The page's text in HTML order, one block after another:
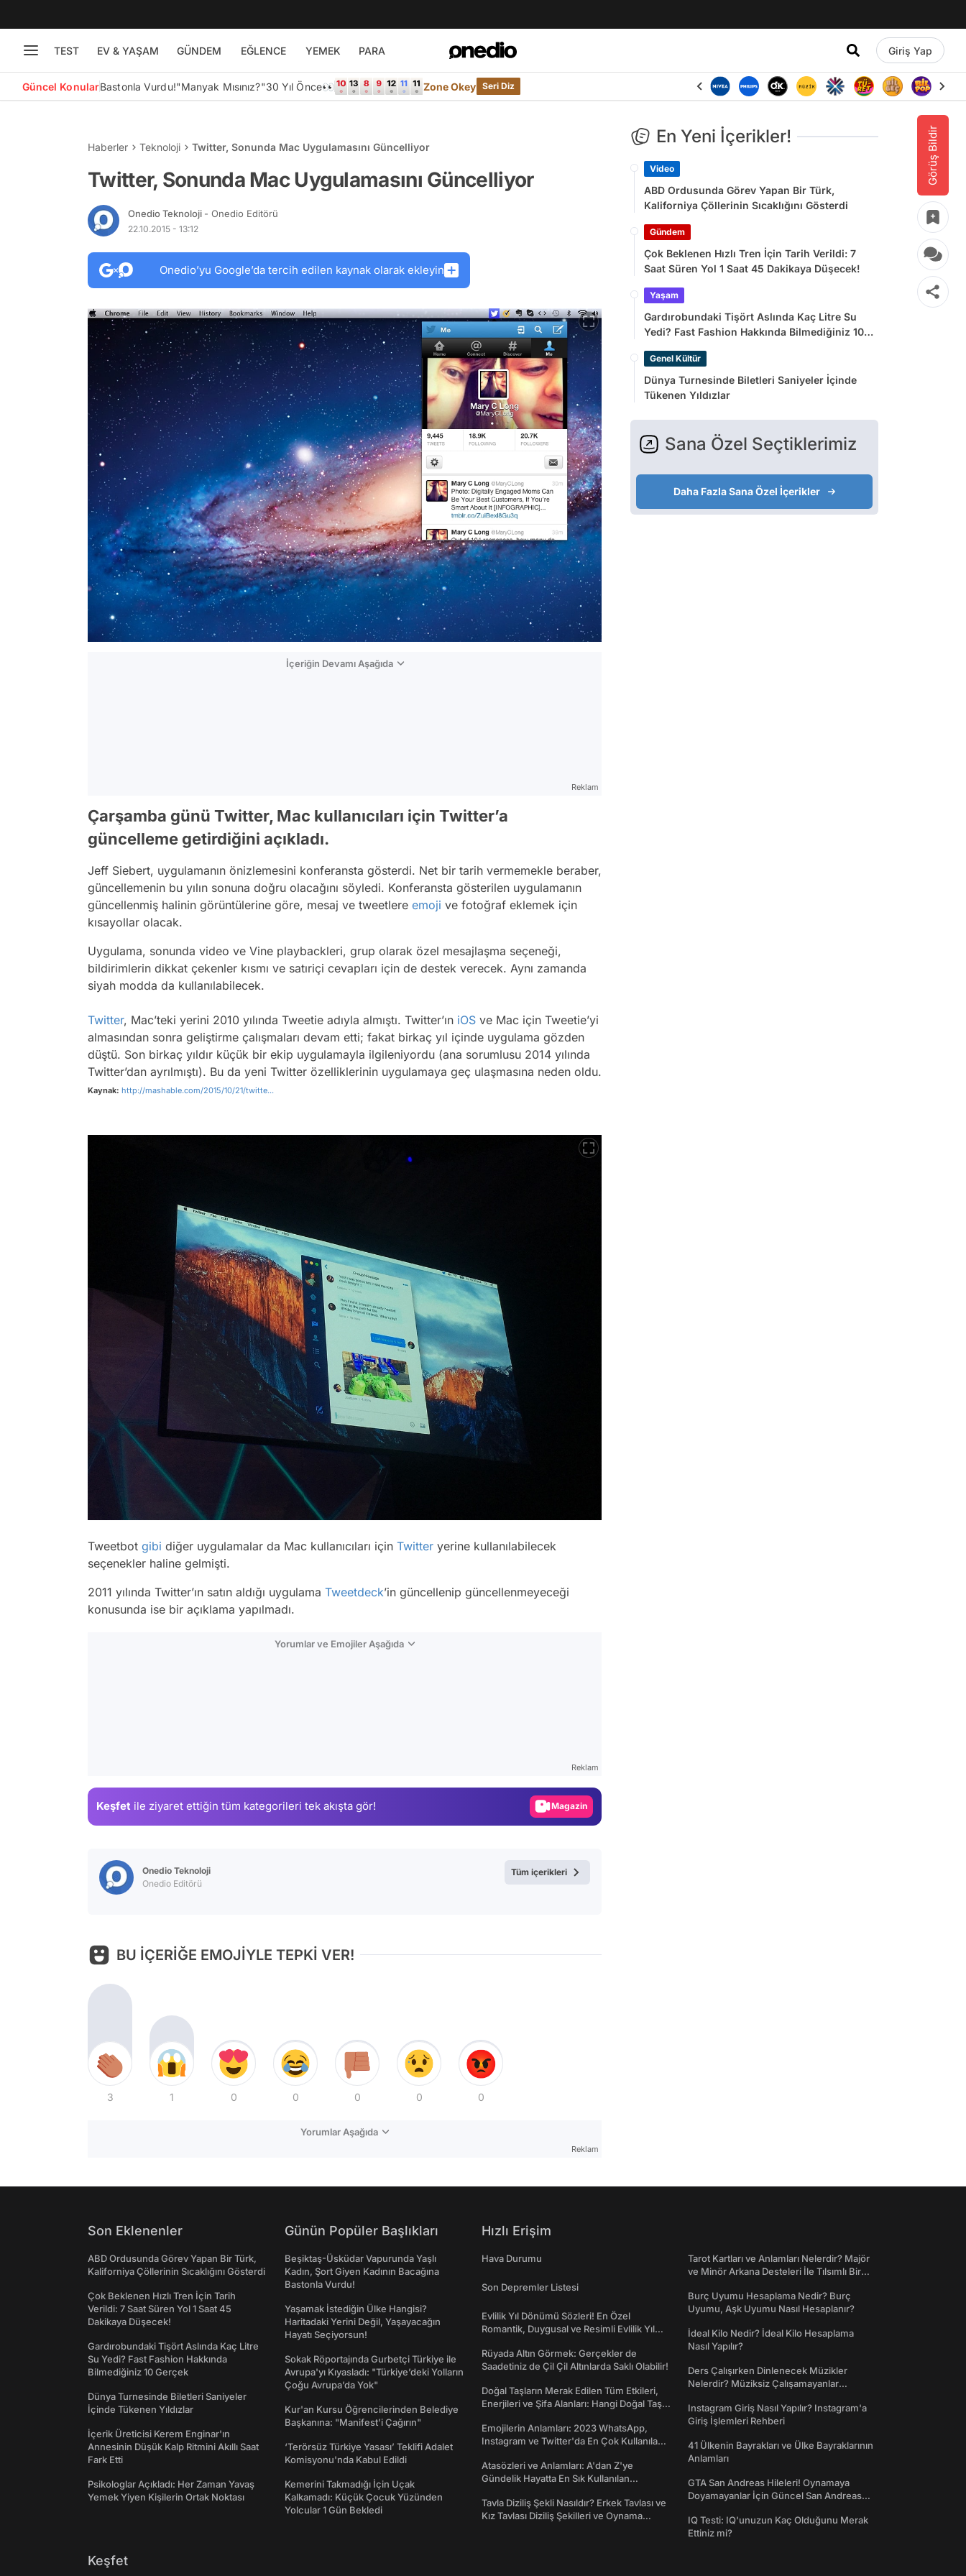
TEST EV & YAŞAM GÜNDEM EĞLENCE YEMEK PARA Giriş Yap
Güncel KonularBastonla Vurdu!"Manyak Mısınız?"30 Yıl Önce👀 Zone Okey Seri Diz
Görüş Bildir
Haberler Teknoloji Twitter, Sonunda Mac Uygulamasını Güncelliyor
Twitter, Sonunda Mac Uygulamasını Güncelliyor
Onedio Teknoloji - Onedio Editörü
22.10.2015 - 13:12
Onedio’yu Google’da tercih edilen kaynak olarak ekleyin
İçeriğin Devamı Aşağıda
Reklam
Çarşamba günü Twitter, Mac kullanıcıları için Twitter’a
güncelleme getirdiğini açıkladı.
Jeff Siebert, uygulamanın önizlemesini konferansta gösterdi. Net bir tarih vermemekle beraber,
güncellemenin bu yılın sonuna doğru olacağını söyledi. Konferansta gösterilen uygulamanın
güncellenmiş halinin görüntülerine göre, mesaj ve tweetlere emoji ve fotoğraf eklemek için
kısayollar olacak.
Uygulama, sonunda video ve Vine playbackleri, grup olarak özel mesajlaşma seçeneği,
bildirimlerin dikkat çekenler kısmı ve satıriçi cevapları için de destek verecek. Aynı zamanda
siyah modda da kullanılabilecek.
Twitter, Mac’teki yerini 2010 yılında Tweetie adıyla almıştı. Twitter’ın iOS ve Mac için Tweetie’yi
almasından sonra geliştirme çalışmaları devam etti; fakat birkaç yıl içinde uygulama gözden
düştü. Son birkaç yıldır küçük bir ekip uygulamayla ilgileniyordu (ana sorumlusu 2014 yılında
Twitter’dan ayrılmıştı). Bu da yeni Twitter özelliklerinin uygulamaya geç ulaşmasına neden oldu.
Kaynak: http://mashable.com/2015/10/21/twitte...
Tweetbot gibi diğer uygulamalar da Mac kullanıcıları için Twitter yerine kullanılabilecek
seçenekler haline gelmişti.
2011 yılında Twitter’ın satın aldığı uygulama Tweetdeck’in güncellenip güncellenmeyeceği
konusunda ise bir açıklama yapılmadı.
Yorumlar ve Emojiler Aşağıda
Reklam
Keşfet ile ziyaret ettiğin tüm kategorileri tek akışta gör!
Gündem
Magazin
Video
Onedio Teknoloji
Onedio Editörü
Tüm içerikleri
BU İÇERİĞE EMOJİYLE TEPKİ VER!
3 1 0 0 0 0 0
Yorumlar Aşağıda
Reklam
En Yeni İçerikler!
Video
ABD Ordusunda Görev Yapan Bir Türk,
Kaliforniya Çöllerinin Sıcaklığını Gösterdi
Gündem
Çok Beklenen Hızlı Tren İçin Tarih Verildi: 7
Saat Süren Yol 1 Saat 45 Dakikaya Düşecek!
Yaşam
Gardırobundaki Tişört Aslında Kaç Litre Su
Yedi? Fast Fashion Hakkında Bilmediğiniz 10
Genel Kültür
Dünya Turnesinde Biletleri Saniyeler İçinde
Tükenen Yıldızlar
Sana Özel Seçtiklerimiz
Daha Fazla Sana Özel İçerikler
Son Eklenenler
ABD Ordusunda Görev Yapan Bir Türk,
Kaliforniya Çöllerinin Sıcaklığını Gösterdi
Çok Beklenen Hızlı Tren İçin Tarih
Verildi: 7 Saat Süren Yol 1 Saat 45
Dakikaya Düşecek!
Gardırobundaki Tişört Aslında Kaç Litre
Su Yedi? Fast Fashion Hakkında
Bilmediğiniz 10 Gerçek
Dünya Turnesinde Biletleri Saniyeler
İçinde Tükenen Yıldızlar
İçerik Üreticisi Kerem Enginar'ın
Annesinin Düşük Kalp Ritmini Akıllı Saat
Fark Etti
Psikologlar Açıkladı: Her Zaman Yavaş
Yemek Yiyen Kişilerin Ortak Noktası
Günün Popüler Başlıkları
Beşiktaş-Üsküdar Vapurunda Yaşlı
Kadın, Şort Giyen Kadının Bacağına
Bastonla Vurdu!
Yaşamak İstediğin Ülke Hangisi?
Haritadaki Yerini Değil, Yaşayacağın
Hayatı Seçiyorsun!
Sokak Röportajında Gurbetçi Türkiye ile
Avrupa'yı Kıyasladı: "Türkiye’deki Yolların
Çoğu Avrupa’da Yok"
Kur'an Kursu Öğrencilerinden Belediye
Başkanına: "Manifest’i Çağırın"
‘Terörsüz Türkiye Yasası’ Teklifi Adalet
Komisyonu'nda Kabul Edildi
Kemerini Takmadığı İçin Uçak
Kalkamadı: Küçük Çocuk Yüzünden
Yolcular 1 Gün Bekledi
Hızlı Erişim
Hava Durumu
Son Depremler Listesi
Evlilik Yıl Dönümü Sözleri! En Özel
Romantik, Duygusal ve Resimli Evlilik Yıl
Rüyada Altın Görmek: Gerçekler de
Saadetiniz de Çil Çil Altınlarda Saklı Olabilir!
Doğal Taşların Merak Edilen Tüm Etkileri,
Enerjileri ve Şifa Alanları: Hangi Doğal Taş
Emojilerin Anlamları: 2023 WhatsApp,
Instagram ve Twitter'da En Çok Kullanılan
Atasözleri ve Anlamları: A'dan Z'ye
Gündelik Hayatta En Sık Kullanılan
Tavla Diziliş Şekli Nasıldır? Erkek Tavlası ve
Kız Tavlası Diziliş Şekilleri ve Oynama
Tarot Kartları ve Anlamları Nelerdir? Majör
ve Minör Arkana Desteleri İle Tılsımlı Bir
Burç Uyumu Hesaplama Nedir? Burç
Uyumu, Aşk Uyumu Nasıl Hesaplanır?
İdeal Kilo Nedir? İdeal Kilo Hesaplama
Nasıl Yapılır?
Ders Çalışırken Dinlenecek Müzikler
Nelerdir? Müziksiz Çalışamayanlar
Instagram Giriş Nasıl Yapılır? Instagram'a
Giriş İşlemleri Rehberi
41 Ülkenin Bayrakları ve Ülke Bayraklarının
Anlamları
GTA San Andreas Hileleri! Oynamaya
Doyamayanlar İçin Güncel San Andreas
IQ Testi: IQ'unuzun Kaç Olduğunu Merak
Ettiniz mi?
Keşfet